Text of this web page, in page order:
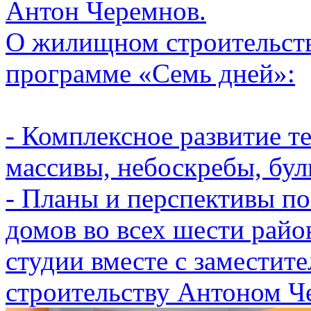
Антон Черемнов.
О жилищном
программе «Семь дней»:
- Комплексное развитие
массивы, небоскребы,
- Планы и перспективы
домов во всех шести
студии вместе с
строительству Антоном